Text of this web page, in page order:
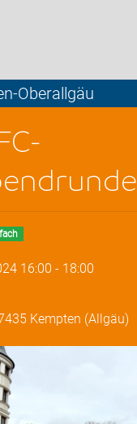
Oberallgäu
16:00 - 18:00
Kempten (Allgäu)